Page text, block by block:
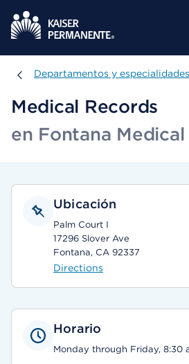
Departamentos y especialidades
Departamentos y especialidades
Medical Records
en Fontana
Ubicación
Palm Court I
17296 Slover Ave
Fontana, CA 92337
Directions
Horario
Monday through Friday, 8:30